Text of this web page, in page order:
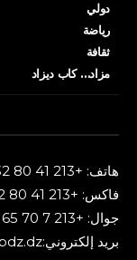
دولي
رياضة
ثقافة
مزاد… كاب ديزاد
هاتف: +213 41 80 32 62
فاكس: +213 41 80 32 63
جوال: +213 7 70 65 93 89
بريد إلكتروني:contact@capdz.dz